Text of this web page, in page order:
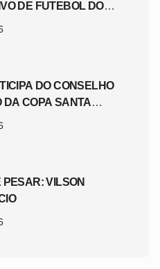
DE FUTEBOL DO
DO CONSELHO
DA COPA SANTA
PESAR: VILSON